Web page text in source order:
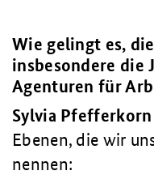
Wie gelingt es,
insbesondere die
Agenturen für
Sylvia Pfefferkorn
Ebenen, die wir
nennen: